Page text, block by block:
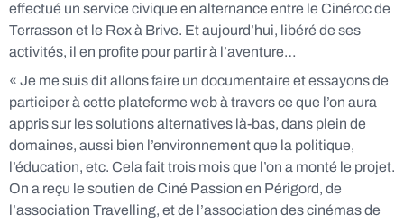
effectué un service civique en alternance entre le Cinéroc de
Terrasson et le Rex à Brive. Et aujourd’hui, libéré de ses
activités, il en profite pour partir à l’aventure…
« Je me suis dit allons faire un documentaire et essayons de
participer à cette plateforme web à travers ce que l’on aura
appris sur les solutions alternatives là-bas, dans plein de
domaines, aussi bien l’environnement que la politique,
l’éducation, etc. Cela fait trois mois que l’on a monté le projet.
On a reçu le soutien de Ciné Passion en Périgord, de
l’association Travelling, et de l’association des cinémas de